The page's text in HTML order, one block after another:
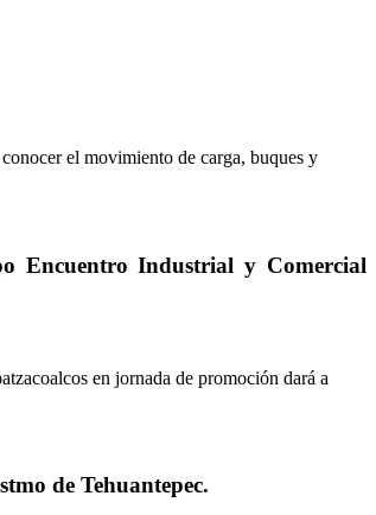
el movimiento de carga, buques y
Encuentro Industrial y Comercial
en jornada de promoción dará a
de Tehuantepec.